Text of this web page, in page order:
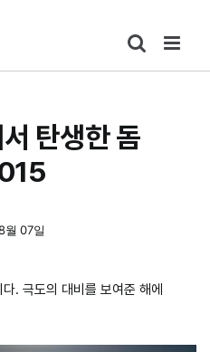
탄생한 돔
월 07일
. 극도의 대비를 보여준 해에